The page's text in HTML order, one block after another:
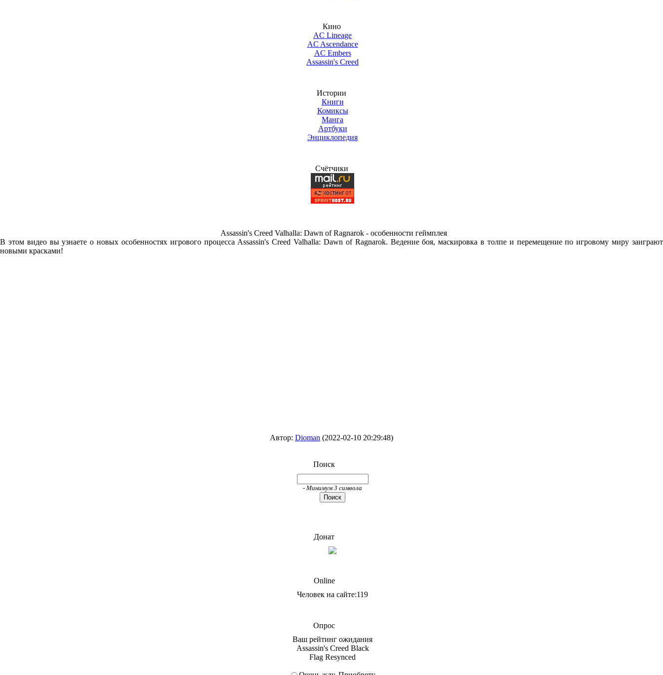
Кино
AC Lineage
AC Ascendance
AC Embers
Assassin's Creed
Истории
Книги
Комиксы
Манга
Артбуки
Энциклопедия
Счётчики
Assassin's Creed Valhalla: Dawn of Ragnarok - особенности геймплея
В этом видео вы узнаете о новых особенностях игрового процесса Assassin's Creed Valhalla: Dawn of Ragnarok. Ведение боя, маскировка в толпе и перемещение по игровому миру заиграют
новыми красками!
Автор: Dioman (2022-02-10 20:29:48)
Поиск
- Минимум 3 символа
Донат
Online
Человек на сайте:119
Опрос
Ваш рейтинг ожидания
Assassin's Creed Black
Flag Resynced